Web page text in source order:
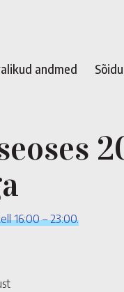
andmed
16:00 – 23:00.